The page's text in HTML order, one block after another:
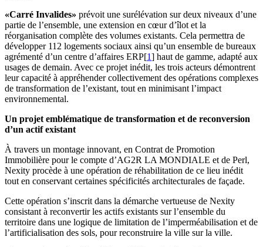
«Carré Invalides» prévoit une surélévation sur deux niveaux d’une
partie de l’ensemble, une extension en cœur d’îlot et la
réorganisation complète des volumes existants. Cela permettra de
développer 112 logements sociaux ainsi qu’un ensemble de bureaux
agrémenté d’un centre d’affaires ERP[1] haut de gamme, adapté aux
usages de demain. Avec ce projet inédit, les trois acteurs démontrent
leur capacité à appréhender collectivement des opérations complexes
de transformation de l’existant, tout en minimisant l’impact
environnemental.
Un projet emblématique de transformation et de reconversion
d’un actif existant
À travers un montage innovant, en Contrat de Promotion
Immobilière pour le compte d’AG2R LA MONDIALE et de Perl,
Nexity procède à une opération de réhabilitation de ce lieu inédit
tout en conservant certaines spécificités architecturales de façade.
Cette opération s’inscrit dans la démarche vertueuse de Nexity
consistant à reconvertir les actifs existants sur l’ensemble du
territoire dans une logique de limitation de l’imperméabilisation et de
l’artificialisation des sols, pour reconstruire la ville sur la ville.